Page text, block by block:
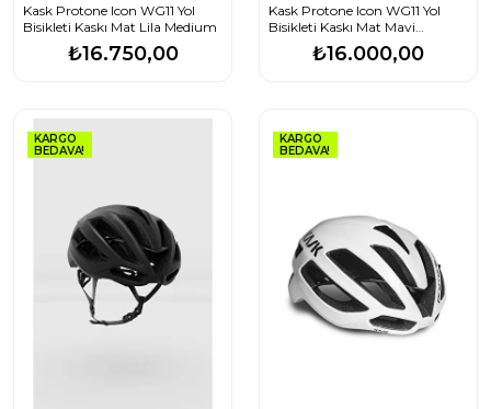
Kask Protone Icon WG11 Yol
Bisikleti Kaskı Mat Lila Medium
₺16.750,00
Kask Protone Icon WG11 Yol
Bisikleti Kaskı Mat Mavi
Medium₺16.000,00
KARGO
BEDAVA!
KARGO
BEDAVA!